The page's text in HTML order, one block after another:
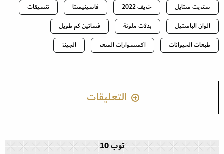
ستريت ستايل
خريف 2022 فاشينيستا
تنسيقات
الوان الباستيل
بدلات ملونة
فساتين كم طويل
طبعات الحيوانات
اكسسوارات الشعر الجينز
التعليقات
توب 10